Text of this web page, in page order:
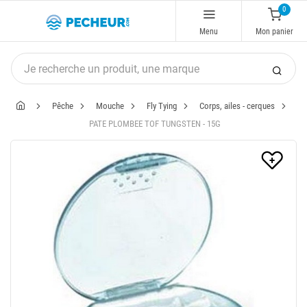
Menu
0
Mon panier
Pêche Mouche Fly Tying
Corps, ailes - cerques
PATE PLOMBEE TOF TUNGSTEN - 15G